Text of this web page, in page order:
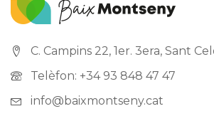
C. Campins 22, 1er. 3era, Sant
Telèfon: +34 93 848 47 47
info@baixmontseny.cat